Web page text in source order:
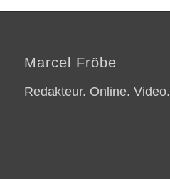
Marcel Fröbe
Redakteur. Online. Video.